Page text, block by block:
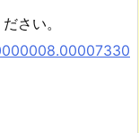
さい。